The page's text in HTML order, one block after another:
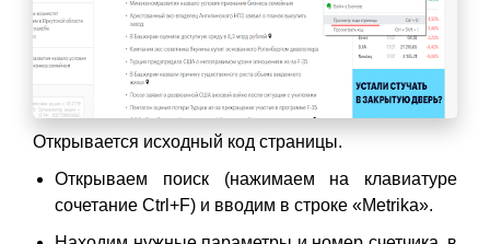
Открывается исходный код страницы.
Открываем поиск (нажимаем на клавиатуре
сочетание Ctrl+F) и вводим в строке «Metrika».